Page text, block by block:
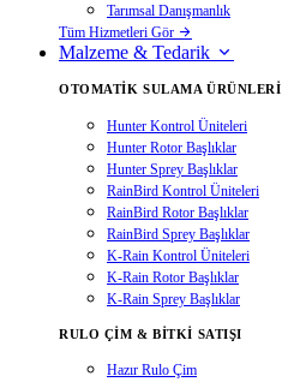
Tarımsal Danışmanlık
Tüm Hizmetleri Gör
Malzeme & Tedarik
OTOMATIK SULAMA ÜRÜNLERI
Hunter Kontrol Üniteleri
Hunter Rotor Başlıklar
Hunter Sprey Başlıklar
RainBird Kontrol Üniteleri
RainBird Rotor Başlıklar
RainBird Sprey Başlıklar
K-Rain Kontrol Üniteleri
K-Rain Rotor Başlıklar
K-Rain Sprey Başlıklar
RULO ÇIM & BITKI SATIŞI
Hazır Rulo Çim